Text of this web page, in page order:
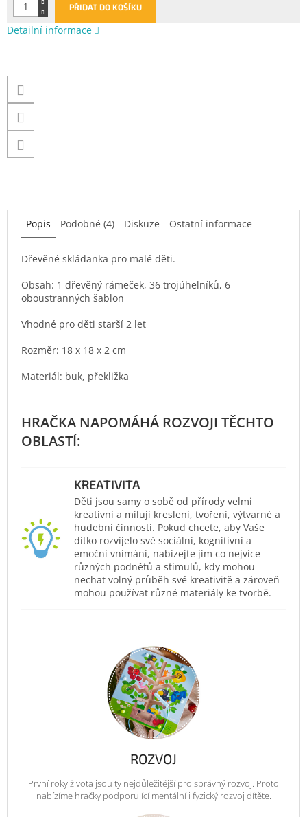
PŘIDAT DO KOŠÍKU
Detailní informace
Popis Podobné (4) Diskuze Ostatní informace
Dřevěné skládanka pro malé děti.
Obsah: 1 dřevěný rámeček, 36 trojúhelníků, 6
oboustranných šablon
Vhodné pro děti starší 2 let
Rozměr: 18 x 18 x 2 cm
Materiál: buk, překližka
KREATIVITA
Děti jsou samy o sobě od přírody velmi
kreativní a milují kreslení, tvoření, výtvarné a
hudební činnosti. Pokud chcete, aby Vaše
dítko rozvíjelo své sociální, kognitivní a
emoční vnímání, nabízejte jim co nejvíce
různých podnětů a stimulů, kdy mohou
nechat volný průběh své kreativitě a zároveň
mohou používat různé materiály ke tvorbě.
ROZVOJ
První roky života jsou ty nejdůležitější pro správný rozvoj. Proto
nabízíme hračky podporující mentální i fyzický rozvoj dítěte.